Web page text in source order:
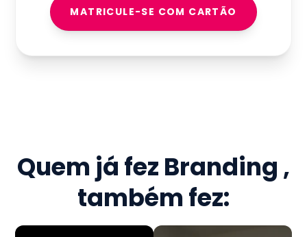
MATRICULE-SE COM CARTÃO
Quem já fez Branding ,
também fez: